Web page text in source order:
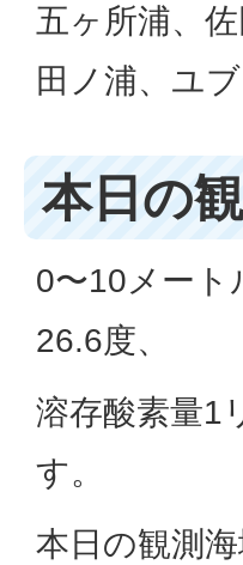
五ヶ所浦、
田ノ浦、ユブ
本日の
0〜10メート
26.6度、
溶存酸素量1
す。
本日の観測